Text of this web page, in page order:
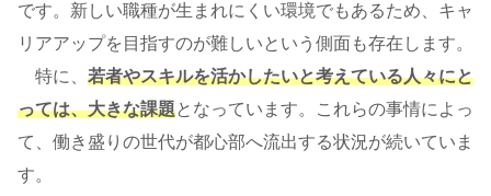
です。新しい職種が生まれにくい環境でもあるため、キャ
リアアップを目指すのが難しいという側面も存在します。
特に、 若者やスキルを活かしたいと考えている人々にと
っては、大きな課題となっています。これらの事情によっ
て、働き盛りの世代が都心部へ流出する状況が続いていま
す。